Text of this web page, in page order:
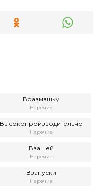
Вразмашку
Наречие
Высокопроизводительно
Наречие
Взашей
Наречие
Взапуски
Наречие